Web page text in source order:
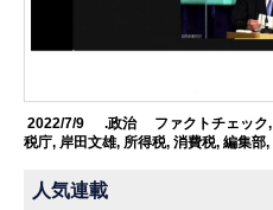
2022/7/9 .政治 ファクトチェック,
税庁, 岸田文雄, 所得税,消費税,編集部,
人気連載